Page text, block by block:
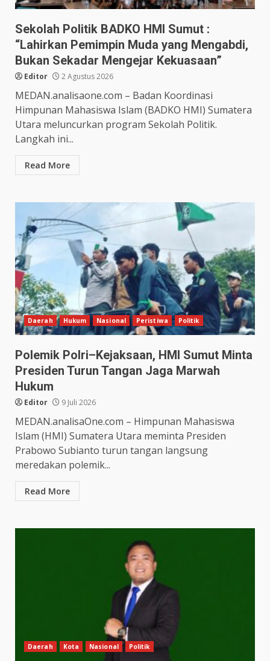
Sekolah Politik BADKO HMI Sumut :
“Lahirkan Pemimpin Muda yang Mengabdi,
Bukan Sekadar Mengejar Kekuasaan”
Editor 2 Agustus 2026
MEDAN.analisaone.com – Badan Koordinasi
Himpunan Mahasiswa Islam (BADKO HMI) Sumatera
Utara meluncurkan program Sekolah Politik.
Langkah ini...
Read More
Daerah Hukum Nasional Peristiwa Politik
Polemik Polri–Kejaksaan, HMI Sumut Minta
Presiden Turun Tangan Jaga Marwah
Hukum
Editor 9 Juli 2026
MEDAN.analisaOne.com – Himpunan Mahasiswa
Islam (HMI) Sumatera Utara meminta Presiden
Prabowo Subianto turun tangan langsung
meredakan polemik...
Read More
Daerah Kota Nasional Politik